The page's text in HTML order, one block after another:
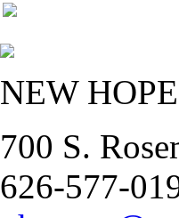
NEW
700 S.
626-577-